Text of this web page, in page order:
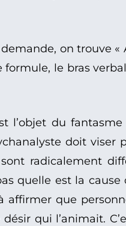
on trouve
le bras
l’objet du
doit viser
radicalement
quelle est la
que
qui l’animait.